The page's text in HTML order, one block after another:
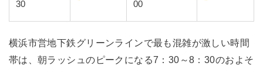
30
00
横浜市営地下鉄グリーンラインで最も混雑が激しい時間
帯は、朝ラッシュのピークになる7：30～8：30のおよそ